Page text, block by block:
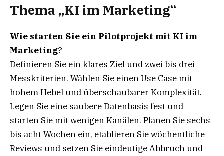
Thema „KI im Marketing“
Wie starten Sie ein Pilotprojekt mit KI im
Marketing?
Definieren Sie ein klares Ziel und zwei bis drei
Messkriterien. Wählen Sie einen Use Case mit
hohem Hebel und überschaubarer Komplexität.
Legen Sie eine saubere Datenbasis fest und
starten Sie mit wenigen Kanälen. Planen Sie sechs
bis acht Wochen ein, etablieren Sie wöchentliche
Reviews und setzen Sie eindeutige Abbruch und